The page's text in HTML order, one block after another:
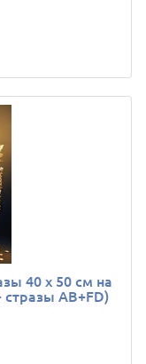
40 х 50 см на
AB+FD)